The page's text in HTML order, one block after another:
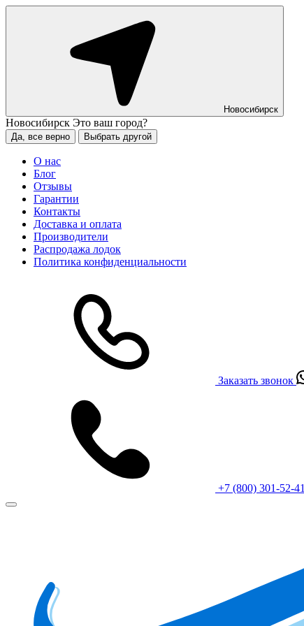
Новосибирск
Новосибирск Это ваш город?
Да, все верно Выбрать другой
О нас
Блог
Отзывы
Гарантии
Контакты
Доставка и оплата
Производители
Распродажа лодок
Политика конфиденциальности
Заказать звонок
+7 (800) 301-52-41